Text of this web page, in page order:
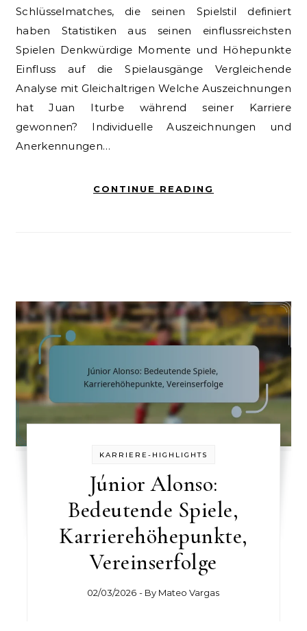
Schlüsselmatches, die seinen Spielstil definiert
haben Statistiken aus seinen einflussreichsten
Spielen Denkwürdige Momente und Höhepunkte
Einfluss auf die Spielausgänge Vergleichende
Analyse mit Gleichaltrigen Welche Auszeichnungen
hat Juan Iturbe während seiner Karriere
gewonnen? Individuelle Auszeichnungen und
Anerkennungen…
CONTINUE READING
KARRIERE-HIGHLIGHTS
Júnior Alonso:
Bedeutende Spiele,
Karrierehöhepunkte,
Vereinserfolge
02/03/2026 - By Mateo Vargas